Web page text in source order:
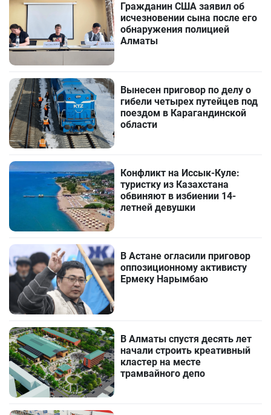
Гражданин США заявил об
исчезновении сына после его
обнаружения полицией
Алматы
Вынесен приговор по делу о
гибели четырех путейцев под
поездом в Карагандинской
области
Конфликт на Иссык-Куле:
туристку из Казахстана
обвиняют в избиении 14-
летней девушки
В Астане огласили приговор
оппозиционному активисту
Ермеку Нарымбаю
В Алматы спустя десять лет
начали строить креативный
кластер на месте
трамвайного депо